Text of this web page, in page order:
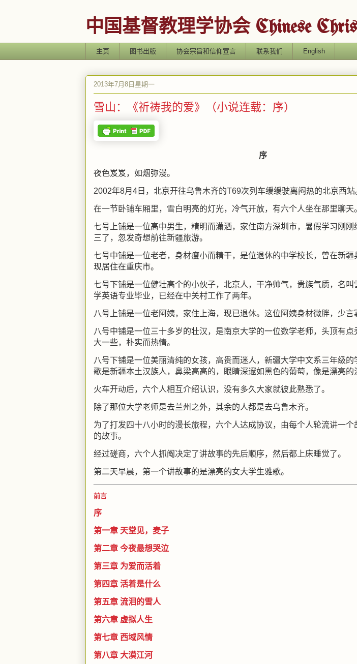
中国基督教理学协会 Chinese
主页 图书出版 协会宗旨和信仰宣言 联系我们 English
2013年7月8日星期一
雪山：《祈祷我的爱》（小说连载：序）
序
夜色岌岌，如烟弥漫。
2002年8月4日，北京开往乌鲁木齐的T69次列车缓缓驶离闷热的北京西站
在一节卧铺车厢里，雪白明亮的灯光，冷气开放，有六个人坐在那里聊天
七号上铺是一位高中男生，精明而潇洒，家住南方深圳市，暑假学习刚刚
三了，忽发奇想前往新疆旅游。
七号中铺是一位老者，身材瘦小而精干，是位退休的中学校长，曾在新疆
现居住在重庆市。
七号下铺是一位健壮高个的小伙子，北京人，干净帅气，贵族气质，名叫
学英语专业毕业，已经在中关村工作了两年。
八号上铺是一位老阿姨，家住上海，现已退休。这位阿姨身材微胖，少言
八号中铺是一位三十多岁的壮汉，是南京大学的一位数学老师，头顶有
大一些，朴实而热情。
八号下铺是一位美丽清纯的女孩，高贵而迷人，新疆大学中文系三年级
歌是新疆本土汉族人，鼻梁高高的，眼睛深邃如黑色的葡萄，像是漂亮的
火车开动后，六个人相互介绍认识，没有多久大家就彼此熟悉了。
除了那位大学老师是去兰州之外，其余的人都是去乌鲁木齐。
为了打发四十八小时的漫长旅程，六个人达成协议，由每个人轮流讲一个
的故事。
经过磋商，六个人抓阄决定了讲故事的先后顺序，然后都上床睡觉了。
第二天早晨，第一个讲故事的是漂亮的女大学生雅歌。
前言
序
第一章 天堂见，麦子
第二章 今夜最想哭泣
第三章 为爱而活着
第四章 活着是什么
第五章 流泪的雪人
第六章 虚拟人生
第七章 西域风情
第八章 大漠江河